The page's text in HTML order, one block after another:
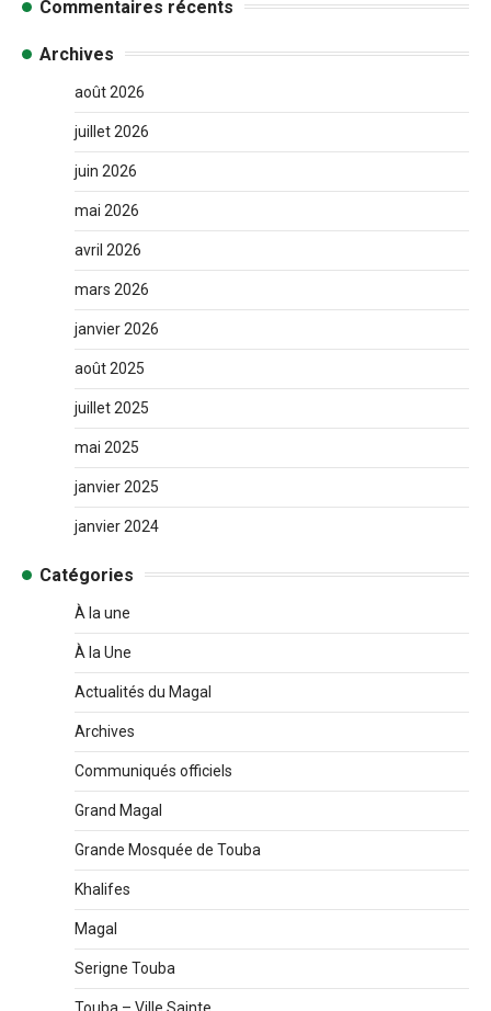
Commentaires récents
Archives
août 2026
juillet 2026
juin 2026
mai 2026
avril 2026
mars 2026
janvier 2026
août 2025
juillet 2025
mai 2025
janvier 2025
janvier 2024
Catégories
À la une
À la Une
Actualités du Magal
Archives
Communiqués officiels
Grand Magal
Grande Mosquée de Touba
Khalifes
Magal
Serigne Touba
Touba – Ville Sainte